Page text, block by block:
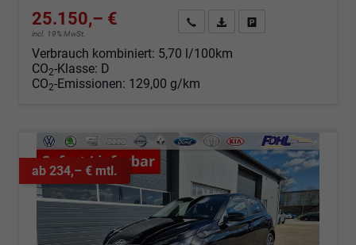
25.150,– €
incl. 19% MwSt.
Angebot anfordern
Fahrzeugexpose (PDF)
Verbrauch kombiniert: 5,70 l/100km
CO2-Klasse: D
CO2-Emissionen: 129,00 g/km
ab 234,– € mtl.